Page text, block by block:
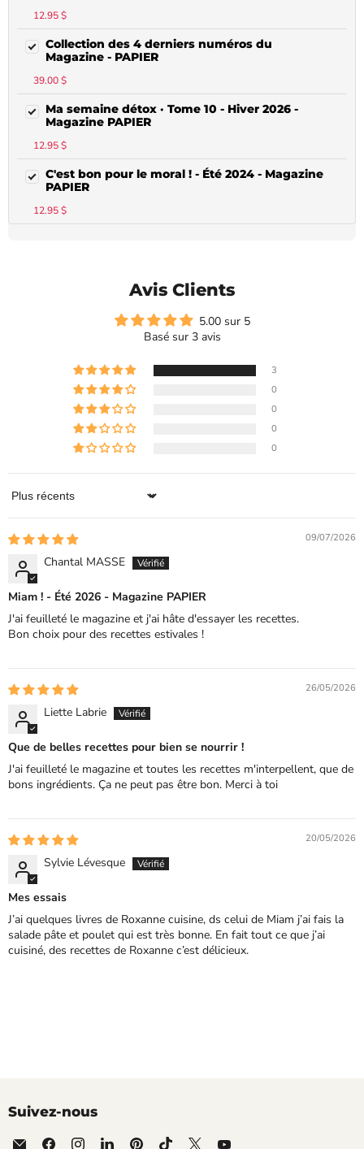
12.95 $
Collection des 4 derniers numéros du
Magazine - PAPIER
39.00 $
Ma semaine détox · Tome 10 - Hiver 2026 -
Magazine PAPIER
12.95 $
C'est bon pour le moral ! - Été 2024 - Magazine
PAPIER
12.95 $
Avis Clients
5.00 sur 5
Basé sur 3 avis
3
0
0
0
0
Sort by
09/07/2026
Chantal MASSE
Miam ! - Été 2026 - Magazine PAPIER
J'ai feuilleté le magazine et j'ai hâte d'essayer les recettes.
Bon choix pour des recettes estivales !
26/05/2026
Liette Labrie
Que de belles recettes pour bien se nourrir !
J'ai feuilleté le magazine et toutes les recettes m'interpellent, que de
bons ingrédients. Ça ne peut pas être bon. Merci à toi
20/05/2026
Sylvie Lévesque
Mes essais
J’ai quelques livres de Roxanne cuisine, ds celui de Miam j’ai fais la
salade pâte et poulet qui est très bonne. En fait tout ce que j’ai
cuisiné, des recettes de Roxanne c’est délicieux.
Suivez-nous
Email Trouvez-Trouvez-Trouvez-Trouvez-Trouvez-Trouvez-